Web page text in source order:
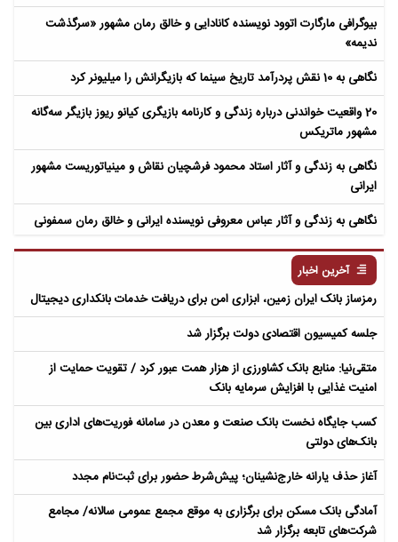
بیوگرافی مارگارت اتوود نویسنده کانادایی و خالق رمان مشهور «سرگذشت
ندیمه»
نگاهی به 10 نقش پردرآمد تاریخ سینما که بازیگرانش را میلیونر کرد
20 واقعیت خواندنی درباره زندگی و کارنامه بازیگری کیانو ریوز بازیگر سه‌گانه
مشهور ماتریکس
نگاهی به زندگی و آثار استاد محمود فرشچیان نقاش و مینیاتوریست مشهور
ایرانی
نگاهی به زندگی و آثار عباس معروفی نویسنده ایرانی و خالق رمان سمفونی
آخرین اخبار
رمزساز بانک ایران زمین، ابزاری امن برای دریافت خدمات بانکداری دیجیتال
جلسه کمیسیون اقتصادی دولت برگزار شد
متقی‌نیا: منابع بانک کشاورزی از هزار همت عبور کرد / تقویت حمایت از
امنیت غذایی با افزایش سرمایه بانک
کسب جایگاه نخست بانک صنعت و معدن در سامانه فوریت‌های اداری بین
بانک‌های دولتی
آغاز حذف یارانه خارج‌نشینان؛ پیش‌شرط حضور برای ثبت‌نام مجدد
آمادگی بانک مسکن برای برگزاری به موقع مجمع عمومی سالانه/ مجامع
شرکت‌های تابعه برگزار شد